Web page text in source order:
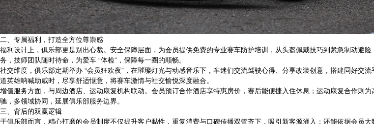
二、专属福利，打造全方位尊崇感
福利设计上，俱乐部更是别出心裁。安全保障层面，为会员提供免费的专业赛车防护培训，从头盔佩戴技巧到紧急制动避
务，技师团队随时待命，为爱车 “体检”，保障每一圈的顺畅。
社交维度，俱乐部定期举办 “会员狂欢夜”，在璀璨灯光与动感音乐下，车迷们交流驾驶心得、分享改装创意，搭建同好
道英雄呐喊助威时，尽享舒适惬意，将赛车激情与社交愉悦深度融合。
增值服务方面，与周边酒店、运动康复机构联动。会员预订合作酒店享特惠房价，赛后能便捷入住休息；运动康复合作则
驰，多领域协同，延展俱乐部服务边界。
三、背后的双赢逻辑
于俱乐部而言，精心打磨的会员制度不仅提升客户黏性，重复消费与口碑传播双管齐下，吸引新客源涌入；还能依据会员